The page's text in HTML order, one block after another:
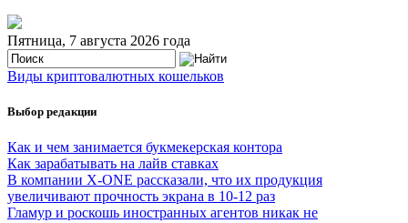
Пятница, 7 августа 2026 года
Виды криптовалютных кошельков
Выбор редакции
Как и чем занимается букмекерская контора
Как зарабатывать на лайв ставках
В компании X-ONE рассказали, что их продукция
увеличивают прочность экрана в 10-12 раз
Гламур и роскошь иностранных агентов никак не